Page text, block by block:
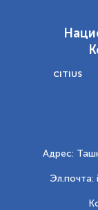
CITIUS
Адрес:
Эл.почта: